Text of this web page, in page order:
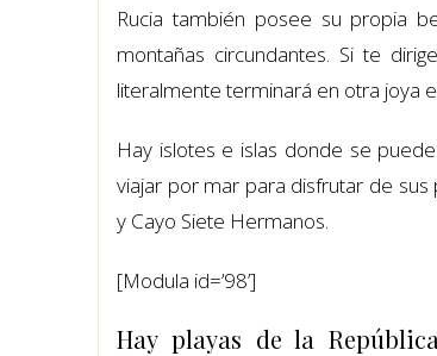
Rucia también posee su propia
montañas circundantes. Si te
literalmente terminará en otra joya
Hay islotes e islas donde se
viajar por mar para disfrutar de sus
y Cayo Siete Hermanos.
[Modula id=’98’]
Hay playas de la